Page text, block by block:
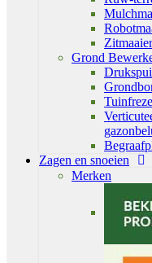
Grond
Zagen en snoeien
Merken